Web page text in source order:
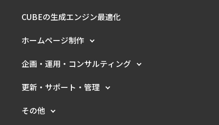
CUBEの生成エンジン最適化
ホームページ制作
企画・運用・ コンサルティング
更新・サポート・管理
その他